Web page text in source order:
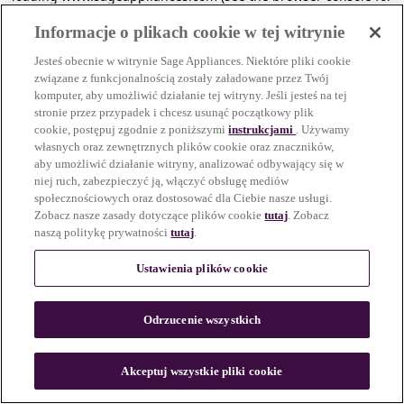
n
Informacje o plikach cookie w tej witrynie
Jesteś obecnie w witrynie Sage Appliances. Niektóre pliki cookie
związane z funkcjonalnością zostały załadowane przez Twój
komputer, aby umożliwić działanie tej witryny. Jeśli jesteś na tej
stronie przez przypadek i chcesz usunąć początkowy plik
cookie, postępuj zgodnie z poniższymiinstrukcjami . Używamy
własnych oraz zewnętrznych plików cookie oraz znaczników,
aby umożliwić działanie witryny, analizować odbywający się w
niej ruch, zabezpieczyć ją, włączyć obsługę mediów
społecznościowych oraz dostosować dla Ciebie nasze usługi.
Zobacz nasze zasady dotyczące plików cookietutaj. Zobacz
naszą politykę prywatnościtutaj.
Ustawienia plików cookie
Odrzucenie wszystkich
Akceptuj wszystkie pliki cookie